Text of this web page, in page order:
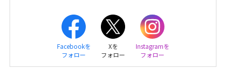
Facebookを
フォロー
Xを
フォロー
Instagramを
フォロー